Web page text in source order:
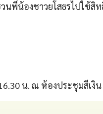
พี่น้องชาวยโสธรไปใช้
น. ณ ห้องประชุมสีเงิ